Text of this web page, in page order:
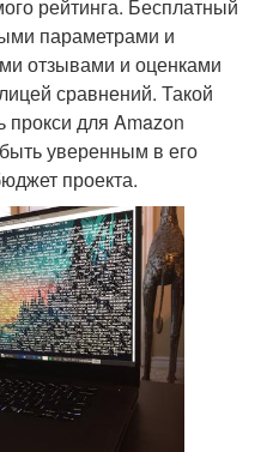
рейтинга. Бесплатный
параметрами и
отзывами и оценками
сравнений. Такой
прокси для Amazon
уверенным в его
проекта.